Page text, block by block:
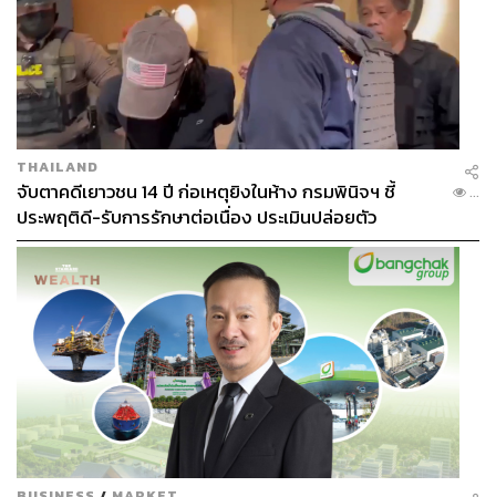
THAILAND
จับตาคดีเยาวชน 14 ปี ก่อเหตุยิงในห้าง กรมพินิจฯ ชี้
ประพฤติดี-รับการรักษาต่อเนื่อง ประเมินปล่อยตัว
...